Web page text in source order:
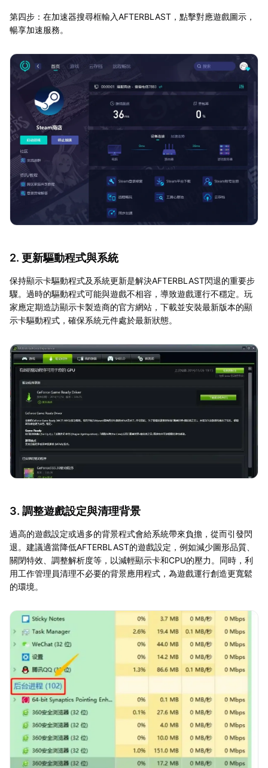
第四步：在加速器搜尋框輸入AFTERBLAST，點擊對應遊戲圖示，
暢享加速服務。
2. 更新驅動程式與系統
保持顯示卡驅動程式及系統更新是解決AFTERBLAST閃退的重要步
驟。過時的驅動程式可能與遊戲不相容，導致遊戲運行不穩定。玩
家應定期造訪顯示卡製造商的官方網站，下載並安裝最新版本的顯
示卡驅動程式，確保系統元件處於最新狀態。
3. 調整遊戲設定與清理背景
過高的遊戲設定或過多的背景程式會給系統帶來負擔，從而引發閃
退。建議適當降低AFTERBLAST的遊戲設定，例如減少圖形品質、
關閉特效、調整解析度等，以減輕顯示卡和CPU的壓力。同時，利
用工作管理員清理不必要的背景應用程式，為遊戲運行創造更寬鬆
的環境。